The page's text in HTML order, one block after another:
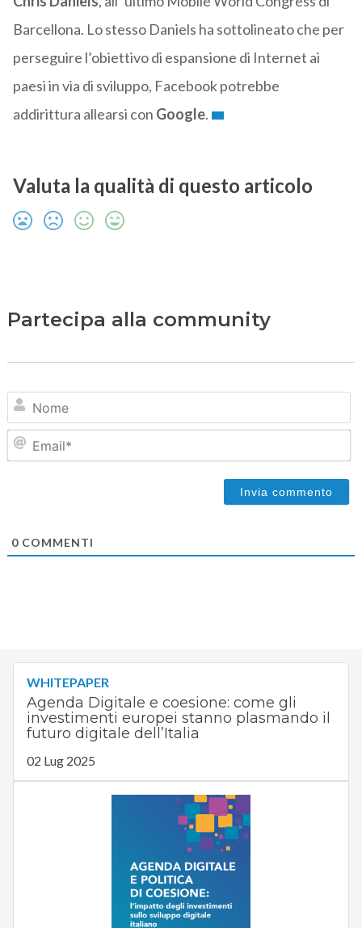
Barcellona. Lo stesso Daniels ha sottolineato che per
perseguire l’obiettivo di espansione di Internet ai
paesi in via di sviluppo, Facebook potrebbe
addirittura allearsi con Google.
Valuta la qualità di questo articolo
Partecipa alla community
0COMMENTI
WHITEPAPER
Agenda Digitale e coesione: come gli
investimenti europei stanno plasmando il
futuro digitale dell’Italia
02 Lug 2025